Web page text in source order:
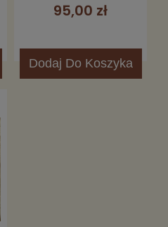
95,00 zł
Dodaj Do Koszyka